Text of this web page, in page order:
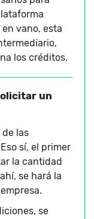
vano, esta
los créditos.
un
las
sí, el primer
la cantidad
se hará la
se